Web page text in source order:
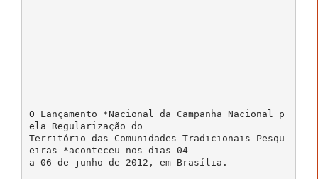
O Lançamento *Nacional da Campanha Nacional p
ela Regularização do
Território das Comunidades Tradicionais Pesqu
eiras *aconteceu nos dias 04
a 06 de junho de 2012, em Brasília.